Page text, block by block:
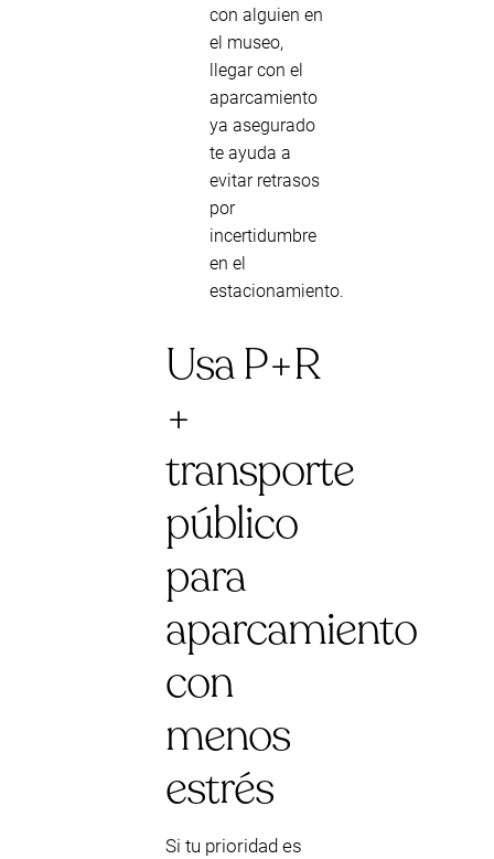
con alguien en
el museo,
llegar con el
aparcamiento
ya asegurado
te ayuda a
evitar retrasos
por
incertidumbre
en el
estacionamiento.
Usa P+R
+
transporte
público
para
aparcamiento
con
menos
estrés
Si tu prioridad es